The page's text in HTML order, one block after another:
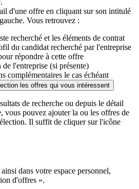
d'une offre en cliquant sur son intitulé
Vous retrouvez :
recherché et les éléments de contrat
du candidat recherché par l'entreprise
répondre à cette offre
de l'entreprise (si présente)
complémentaires le cas échéant
les offres qui vous intéressent
de recherche ou depuis le détail
vous pouvez ajouter la ou les offres de
Il suffit de cliquer sur l'icône
dans votre espace personnel,
d'offres ».